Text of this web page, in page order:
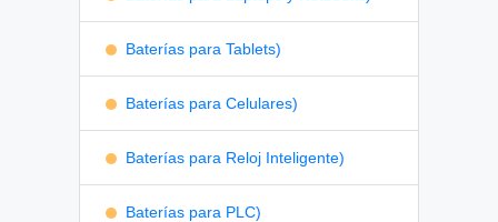
Baterías para Tablets)
Baterías para Celulares)
Baterías para Reloj Inteligente)
Baterías para PLC)